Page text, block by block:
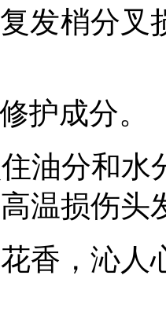
发梢分叉
护成分。
油分和水
温损伤头
香，沁人